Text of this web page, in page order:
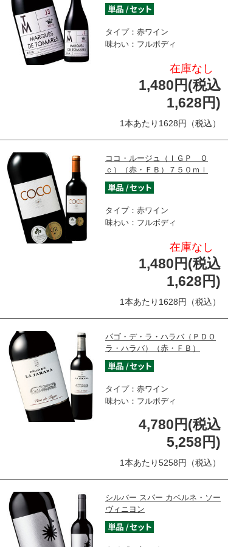
タイプ：赤ワイン
味わい：フルボディ
在庫なし
1,480円(税込
1,628円)
1本あたり1628円（税込）
ココ・ルージュ（ＩＧＰ Ｏ
ｃ）（赤・ＦＢ）７５０ｍｌ
タイプ：赤ワイン
味わい：フルボディ
在庫なし
1,480円(税込
1,628円)
1本あたり1628円（税込）
パゴ・デ・ラ・ハラバ（ＰＤＯ
ラ・ハラバ）（赤・ＦＢ）
タイプ：赤ワイン
味わい：フルボディ
4,780円(税込
5,258円)
1本あたり5258円（税込）
シルバー スパー カベルネ・ソー
ヴィニヨン